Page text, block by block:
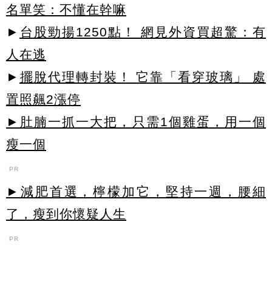
名單笑：不懂在幹嘛
► 台股勁揚1250點！ 網見外資買超驚：有
人在逃
► 擺脫代理轉封裝！ 它靠「看穿玻璃」 處
置照飆2漲停
►肚腩一抓一大把，只需1個雞蛋，用一個
瘦一個
PR
►減肥首選，檸檬加它，堅持一週，腰細
了，瘦到你懷疑人生
PR